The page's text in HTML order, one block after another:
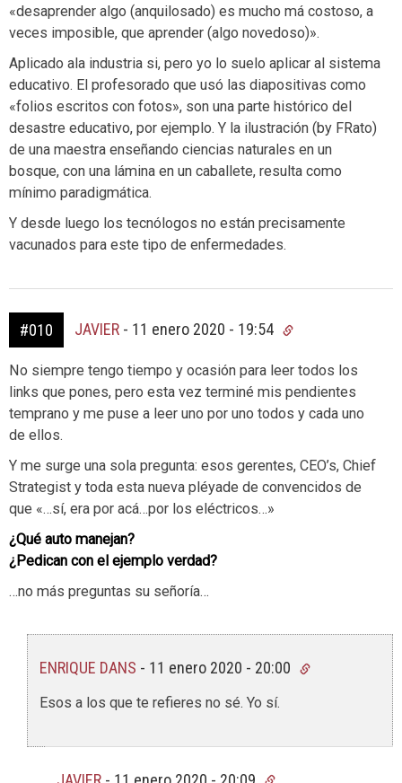
«desaprender algo (anquilosado) es mucho má costoso, a
veces imposible, que aprender (algo novedoso)».
Aplicado ala industria si, pero yo lo suelo aplicar al sistema
educativo. El profesorado que usó las diapositivas como
«folios escritos con fotos», son una parte histórico del
desastre educativo, por ejemplo. Y la ilustración (by FRato)
de una maestra enseñando ciencias naturales en un
bosque, con una lámina en un caballete, resulta como
mínimo paradigmática.
Y desde luego los tecnólogos no están precisamente
vacunados para este tipo de enfermedades.
#010 JAVIER - 11 enero 2020 - 19:54
No siempre tengo tiempo y ocasión para leer todos los
links que pones, pero esta vez terminé mis pendientes
temprano y me puse a leer uno por uno todos y cada uno
de ellos.
Y me surge una sola pregunta: esos gerentes, CEO’s, Chief
Strategist y toda esta nueva pléyade de convencidos de
que «…sí, era por acá…por los eléctricos…»
¿Qué auto manejan?
¿Pedican con el ejemplo verdad?
…no más preguntas su señoría…
ENRIQUE DANS - 11 enero 2020 - 20:00
Esos a los que te refieres no sé. Yo sí.